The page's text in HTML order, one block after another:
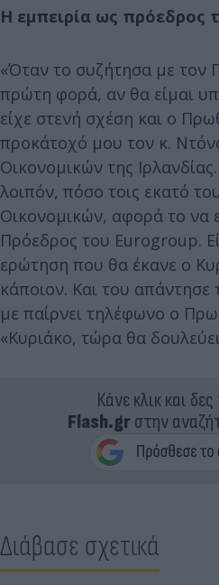
Η εμπειρία ως πρόεδρος
«Όταν το συζήτησα με τον
πρώτη φορά, αν θα είμαι
είχε στενή σχέση και ο
προκάτοχό μου τον κ.
Οικονομικών της
λοιπόν, πόσο τοις εκατό
Οικονομικών, αφορά το να
Πρόεδρος του Eurogroup.
ερώτηση που θα έκανε ο
κάποιον. Και του
με παίρνει τηλέφωνο ο
«Κυριάκο, τώρα θα
Κάνε κλικ και
Flash.grστην
Διάβασε σχετικά